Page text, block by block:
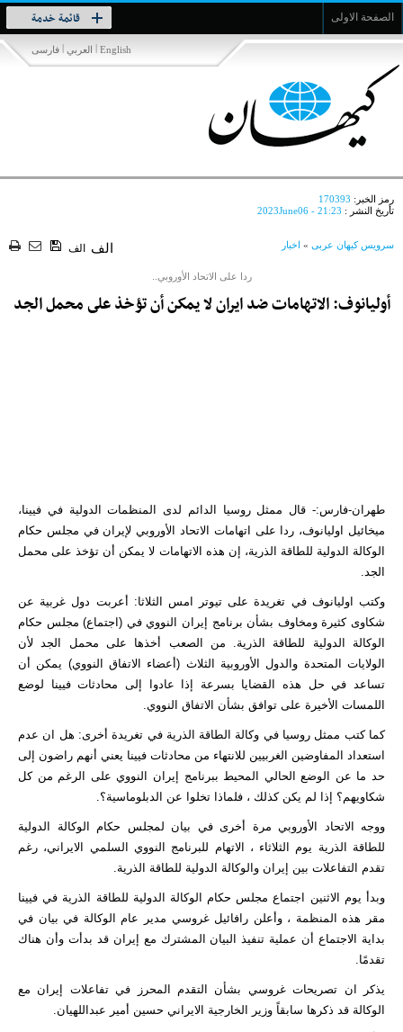
الصفحة الاولى قائمة خدمة
Toggle
navigation
فارسی | العربي | English
رمز الخبر: 170393
تأريخ النشر : 2023June06 - 21:23
سرویس کیهان عربی » اخبار الف الف
ردا على الاتحاد الأوروبي..
أوليانوف: الاتهامات ضد ايران لا يمكن أن تؤخذ على محمل الجد
طهران-فارس:- قال ممثل روسيا الدائم لدى المنظمات الدولية في فيينا،
ميخائيل اوليانوف، ردا على اتهامات الاتحاد الأوروبي لإيران في مجلس حكام
الوكالة الدولية للطاقة الذرية، إن هذه الاتهامات لا يمكن أن تؤخذ على محمل
الجد.
وكتب اوليانوف في تغريدة على تيوتر امس الثلاثا: أعربت دول غربية عن
شكاوى كثيرة ومخاوف بشأن برنامج إيران النووي في (اجتماع) مجلس حكام
الوكالة الدولية للطاقة الذرية. من الصعب أخذها على محمل الجد لأن
الولايات المتحدة والدول الأوروبية الثلاث (أعضاء الاتفاق النووي) يمكن أن
تساعد في حل هذه القضايا بسرعة إذا عادوا إلى محادثات فيينا لوضع
اللمسات الأخيرة على توافق بشأن الاتفاق النووي.
كما كتب ممثل روسيا في وكالة الطاقة الذرية في تغريدة أخرى: هل ان عدم
استعداد المفاوضين الغربيين للانتهاء من محادثات فيينا يعني أنهم راضون إلى
حد ما عن الوضع الحالي المحيط ببرنامج إيران النووي على الرغم من كل
شكاويهم؟ إذا لم يكن كذلك ، فلماذا تخلوا عن الدبلوماسية؟.
ووجه الاتحاد الأوروبي مرة أخرى في بيان لمجلس حكام الوكالة الدولية
للطاقة الذرية يوم الثلاثاء ، الاتهام للبرنامج النووي السلمي الايراني، رغم
تقدم التفاعلات بين إيران والوكالة الدولية للطاقة الذرية.
وبدأ يوم الاثنين اجتماع مجلس حكام الوكالة الدولية للطاقة الذرية في فيينا
مقر هذه المنظمة ، وأعلن رافائيل غروسي مدير عام الوكالة في بيان في
بداية الاجتماع أن عملية تنفيذ البيان المشترك مع إيران قد بدأت وأن هناك
تقدمًا.
يذكر ان تصريحات غروسي بشأن التقدم المحرز في تفاعلات إيران مع
الوكالة قد ذكرها سابقاً وزير الخارجية الايراني حسين أمير عبداللهيان.